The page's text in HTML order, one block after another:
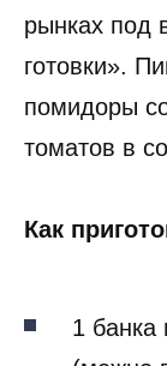
рынках под
готовки».
помидоры
томатов в
Как
1 банка